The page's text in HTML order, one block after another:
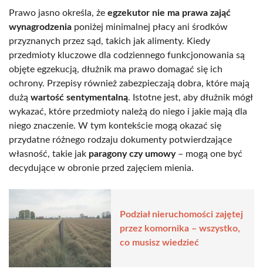
Prawo jasno określa, że egzekutor nie ma prawa zająć
wynagrodzenia poniżej minimalnej płacy ani środków
przyznanych przez sąd, takich jak alimenty. Kiedy
przedmioty kluczowe dla codziennego funkcjonowania są
objęte egzekucją, dłużnik ma prawo domagać się ich
ochrony. Przepisy również zabezpieczają dobra, które mają
dużą wartość sentymentalną. Istotne jest, aby dłużnik mógł
wykazać, które przedmioty należą do niego i jakie mają dla
niego znaczenie. W tym kontekście mogą okazać się
przydatne różnego rodzaju dokumenty potwierdzające
własność, takie jak paragony czy umowy– mogą one być
decydujące w obronie przed zajęciem mienia.
Podział nieruchomości zajętej
przez komornika – wszystko,
co musisz wiedzieć